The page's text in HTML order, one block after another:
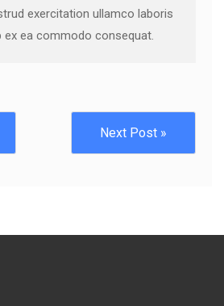
exercitation ullamco laboris
ex ea commodo consequat.
Next Post »